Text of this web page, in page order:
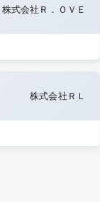
株式会社Ｒ．ＯＶＥ
株式会社ＲＬ